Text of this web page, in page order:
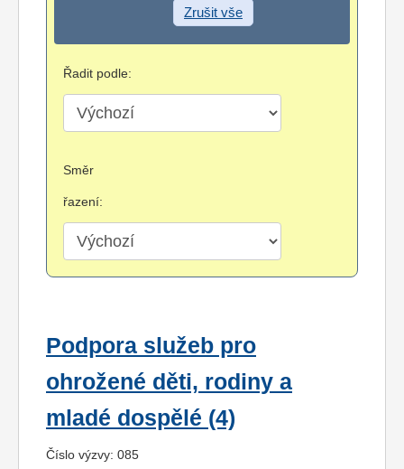
Zrušit vše
Řadit podle:
Směr
řazení:
Podpora služeb pro
ohrožené děti, rodiny a
mladé dospělé (4)
Číslo výzvy: 085